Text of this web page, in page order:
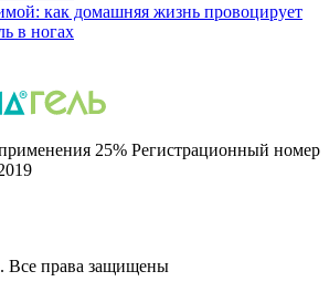
как домашняя жизнь провоцирует
в ногах
25% Регистрационный номер
Все права защищены